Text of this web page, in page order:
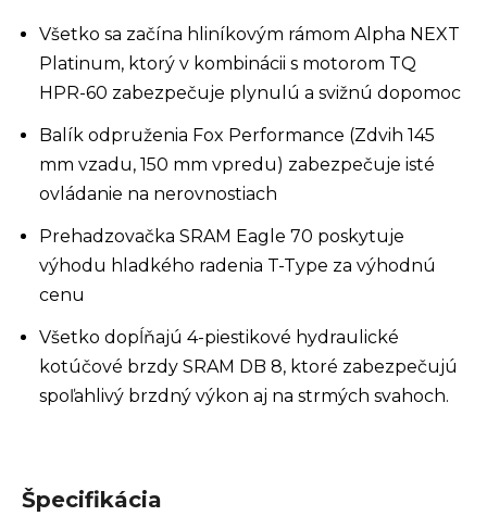
Všetko sa začína hliníkovým rámom Alpha NEXT
Platinum, ktorý v kombinácii s motorom TQ
HPR-60 ​​zabezpečuje plynulú a svižnú dopomoc
Balík odpruženia Fox Performance (Zdvih 145
mm vzadu, 150 mm vpredu) zabezpečuje isté
ovládanie na nerovnostiach
Prehadzovačka SRAM Eagle 70 poskytuje
výhodu hladkého radenia T-Type za výhodnú
cenu
Všetko dopĺňajú 4-piestikové hydraulické
kotúčové brzdy SRAM DB 8, ktoré zabezpečujú
spoľahlivý brzdný výkon aj na strmých svahoch.
Špecifikácia